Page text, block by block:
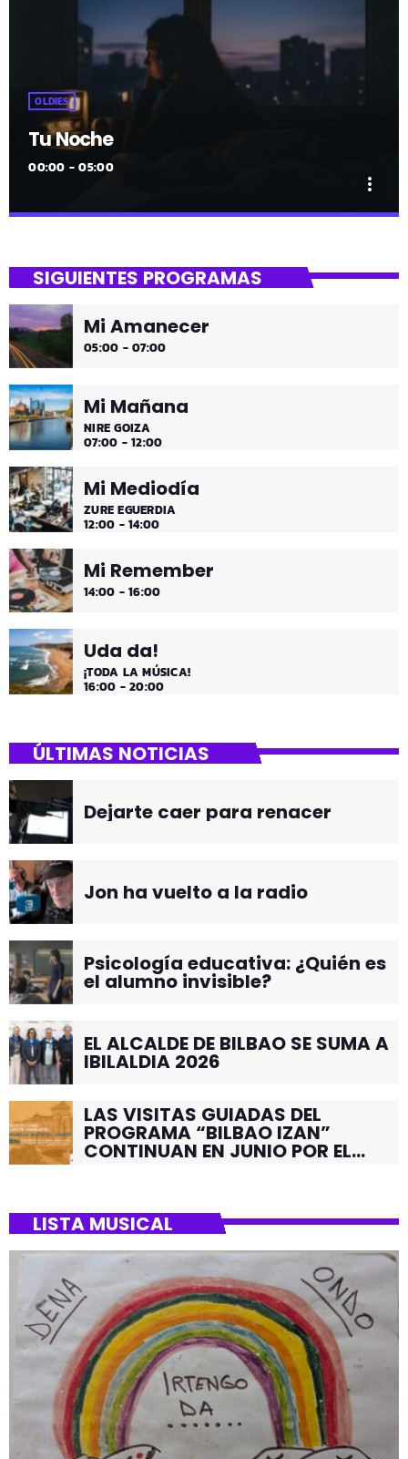
OLDIES
Tu Noche
00:00 - 05:00
more_vert
gure gaua
Desconecta y disfruta cada madrugada de la música
más tranquila.
SIGUIENTES PROGRAMAS
Mi Amanecer
05:00 - 07:00
Mi Mañana
NIRE GOIZA
07:00 - 12:00
Mi Mediodía
ZURE EGUERDIA
12:00 - 14:00
Mi Remember
14:00 - 16:00
Uda da!
¡TODA LA MÚSICA!
16:00 - 20:00
ÚLTIMAS NOTICIAS
Dejarte caer para renacer
Jon ha vuelto a la radio
Psicología educativa: ¿Quién es
el alumno invisible?
EL ALCALDE DE BILBAO SE SUMA A
IBILALDIA 2026
LAS VISITAS GUIADAS DEL
PROGRAMA “BILBAO IZAN”
CONTINUAN EN JUNIO POR EL
LISTA MUSICAL